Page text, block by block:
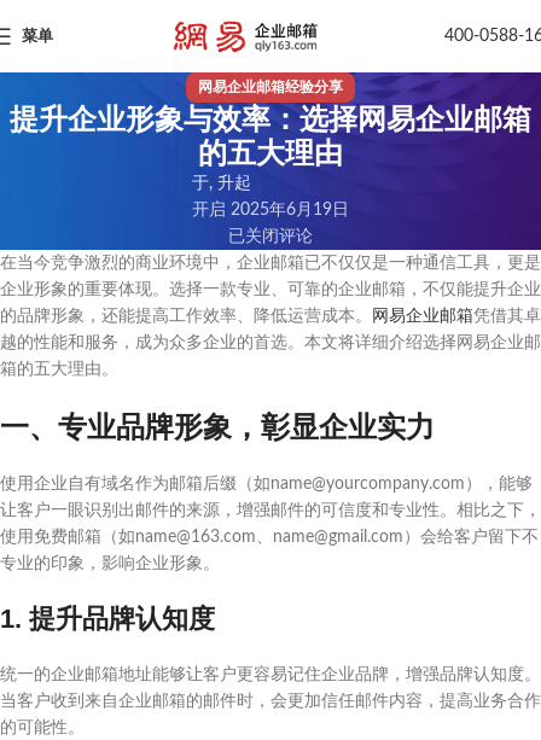
菜单 400-0588-
网易企业邮箱经验分享
提升企业形象与效率：选择网易企业邮箱
的五大理由
于, 升起
开启 2025年6月19日
已关闭评论
在当今竞争激烈的商业环境中，企业邮箱已不仅仅是一种通信工具，更是
企业形象的重要体现。选择一款专业、可靠的企业邮箱，不仅能提升企业
的品牌形象，还能提高工作效率、降低运营成本。
网易企业邮箱凭借其卓
越的性能和服务，成为众多企业的首选。本文将详细介绍选择网易企业邮
箱的五大理由。
一、专业品牌形象，彰显企业实力
使用企业自有域名作为邮箱后缀（如name@yourcompany.com），能够
让客户一眼识别出邮件的来源，增强邮件的可信度和专业性。相比之下，
使用免费邮箱（如name@163.com、name@gmail.com）会给客户留下不
专业的印象，影响企业形象。
1. 提升品牌认知度
统一的企业邮箱地址能够让客户更容易记住企业品牌，增强品牌认知度。
当客户收到来自企业邮箱的邮件时，会更加信任邮件内容，提高业务合作
的可能性。